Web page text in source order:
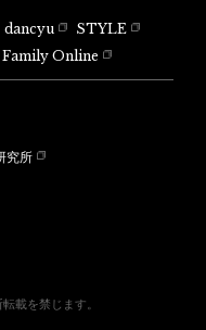
dancyu
STYLE
Family Online
究所
載を禁じます。